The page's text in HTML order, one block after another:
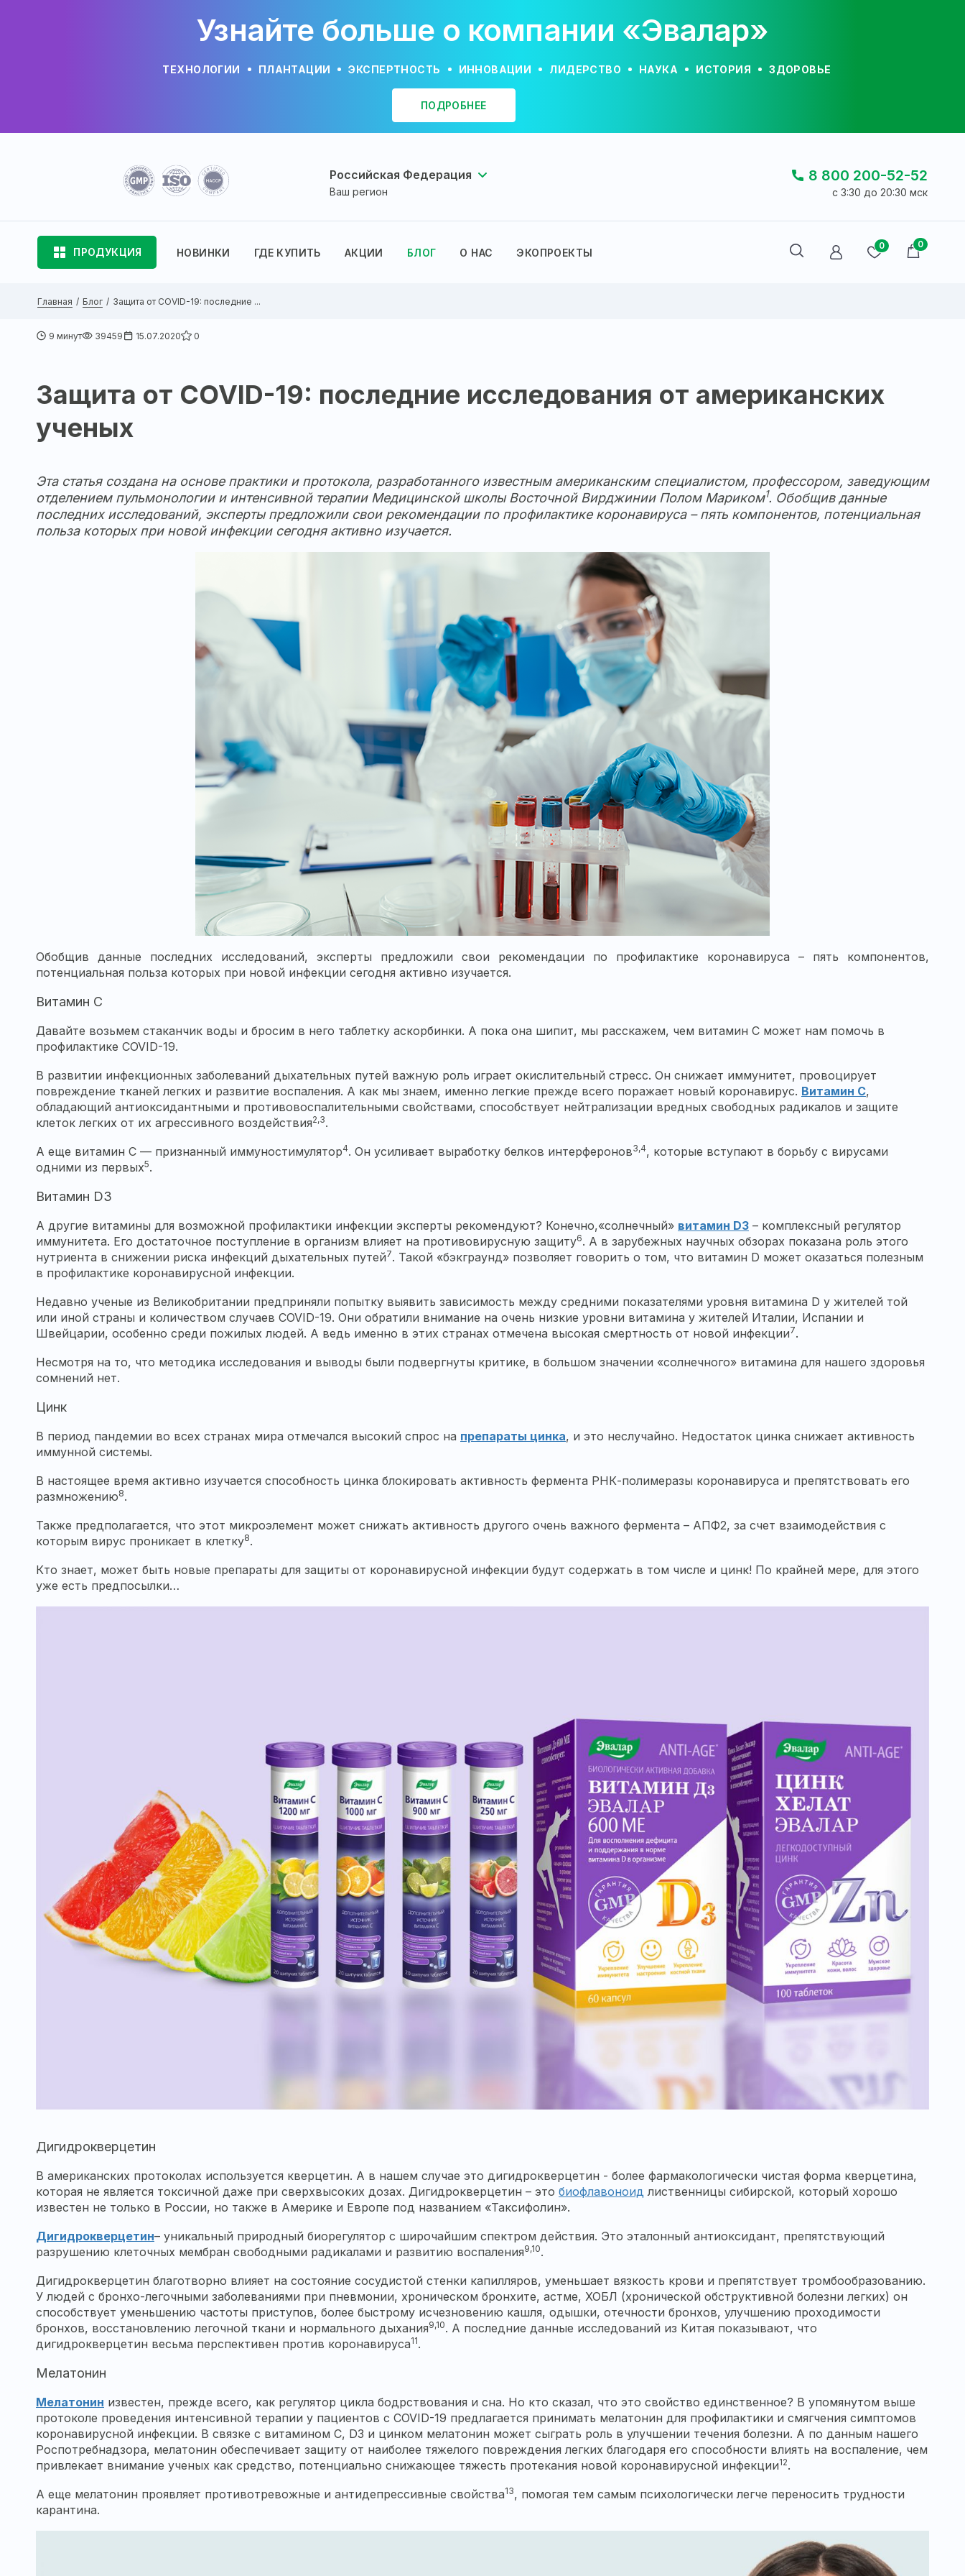
Узнайте больше о компании «Эвалар»
ТЕХНОЛОГИИ ПЛАНТАЦИИ ЭКСПЕРТНОСТЬ ИННОВАЦИИ ЛИДЕРСТВО НАУКА ИСТОРИЯ ЗДОРОВЬЕ
ПОДРОБНЕЕ
Российская Федерация
Ваш регион
8 800 200-52-52
c 3:30 до 20:30 мск
ПРОДУКЦИЯ НОВИНКИ ГДЕ КУПИТЬ АКЦИИ БЛОГ О НАС ЭКОПРОЕКТЫ
0 0
Главная Блог Защита от COVID-19: последние ...
9 минут 39459 15.07.2020 0
Защита от COVID-19: последние исследования от американских
ученых
Эта статья создана на основе практики и протокола, разработанного известным американским специалистом, профессором, заведующим
отделением пульмонологии и интенсивной терапии Медицинской школы Восточной Вирджинии Полом Мариком1. Обобщив данные
последних исследований, эксперты предложили свои рекомендации по профилактике коронавируса – пять компонентов, потенциальная
польза которых при новой инфекции сегодня активно изучается.
Обобщив данные последних исследований, эксперты предложили свои рекомендации по профилактике коронавируса – пять компонентов,
потенциальная польза которых при новой инфекции сегодня активно изучается.
Витамин С
Давайте возьмем стаканчик воды и бросим в него таблетку аскорбинки. А пока она шипит, мы расскажем, чем витамин С может нам помочь в
профилактике COVID-19.
В развитии инфекционных заболеваний дыхательных путей важную роль играет окислительный стресс. Он снижает иммунитет, провоцирует
повреждение тканей легких и развитие воспаления. А как мы знаем, именно легкие прежде всего поражает новый коронавирус. Витамин С,
обладающий антиоксидантными и противовоспалительными свойствами, способствует нейтрализации вредных свободных радикалов и защите
клеток легких от их агрессивного воздействия2,3.
А еще витамин С — признанный иммуностимулятор4. Он усиливает выработку белков интерферонов3,4, которые вступают в борьбу с вирусами
одними из первых5.
Витамин D3
А другие витамины для возможной профилактики инфекции эксперты рекомендуют? Конечно,«солнечный» витамин D3 – комплексный регулятор
иммунитета. Его достаточное поступление в организм влияет на противовирусную защиту6. А в зарубежных научных обзорах показана роль этого
нутриента в снижении риска инфекций дыхательных путей7. Такой «бэкграунд» позволяет говорить о том, что витамин D может оказаться полезным
в профилактике коронавирусной инфекции.
Недавно ученые из Великобритании предприняли попытку выявить зависимость между средними показателями уровня витамина D у жителей той
или иной страны и количеством случаев COVID-19. Они обратили внимание на очень низкие уровни витамина у жителей Италии, Испании и
Швейцарии, особенно среди пожилых людей. А ведь именно в этих странах отмечена высокая смертность от новой инфекции7.
Несмотря на то, что методика исследования и выводы были подвергнуты критике, в большом значении «солнечного» витамина для нашего здоровья
сомнений нет.
Цинк
В период пандемии во всех странах мира отмечался высокий спрос на препараты цинка, и это неслучайно. Недостаток цинка снижает активность
иммунной системы.
В настоящее время активно изучается способность цинка блокировать активность фермента РНК-полимеразы коронавируса и препятствовать его
размножению8.
Также предполагается, что этот микроэлемент может снижать активность другого очень важного фермента – АПФ2, за счет взаимодействия с
которым вирус проникает в клетку8.
Кто знает, может быть новые препараты для защиты от коронавирусной инфекции будут содержать в том числе и цинк! По крайней мере, для этого
уже есть предпосылки…
Дигидрокверцетин
В американских протоколах используется кверцетин. А в нашем случае это дигидрокверцетин - более фармакологически чистая форма кверцетина,
которая не является токсичной даже при сверхвысоких дозах. Дигидрокверцетин – это биофлавоноид лиственницы сибирской, который хорошо
известен не только в России, но также в Америке и Европе под названием «Таксифолин».
Дигидрокверцетин– уникальный природный биорегулятор с широчайшим спектром действия. Это эталонный антиоксидант, препятствующий
разрушению клеточных мембран свободными радикалами и развитию воспаления9,10.
Дигидрокверцетин благотворно влияет на состояние сосудистой стенки капилляров, уменьшает вязкость крови и препятствует тромбообразованию.
У людей с бронхо-легочными заболеваниями при пневмонии, хроническом бронхите, астме, ХОБЛ (хронической обструктивной болезни легких) он
способствует уменьшению частоты приступов, более быстрому исчезновению кашля, одышки, отечности бронхов, улучшению проходимости
бронхов, восстановлению легочной ткани и нормального дыхания9,10. А последние данные исследований из Китая показывают, что
дигидрокверцетин весьма перспективен против коронавируса11.
Мелатонин
Мелатонин известен, прежде всего, как регулятор цикла бодрствования и сна. Но кто сказал, что это свойство единственное? В упомянутом выше
протоколе проведения интенсивной терапии у пациентов с COVID-19 предлагается принимать мелатонин для профилактики и смягчения симптомов
коронавирусной инфекции. В связке с витамином C, D3 и цинком мелатонин может сыграть роль в улучшении течения болезни. А по данным нашего
Роспотребнадзора, мелатонин обеспечивает защиту от наиболее тяжелого повреждения легких благодаря его способности влиять на воспаление, чем
привлекает внимание ученых как средство, потенциально снижающее тяжесть протекания новой коронавирусной инфекции12.
А еще мелатонин проявляет противотревожные и антидепрессивные свойства13, помогая тем самым психологически легче переносить трудности
карантина.